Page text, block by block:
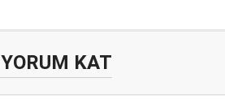
YORUM KAT